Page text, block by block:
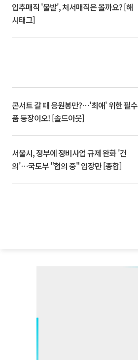
입추매직 '불발', 처서매직은 올까요? [해
시태그]
콘서트 갈 때 응원봉만?⋯'최애' 위한 필수
품 등장이오! [솔드아웃]
서울시, 정부에 정비사업 규제 완화 '건
의'⋯국토부 "협의 중" 입장만 [종합]